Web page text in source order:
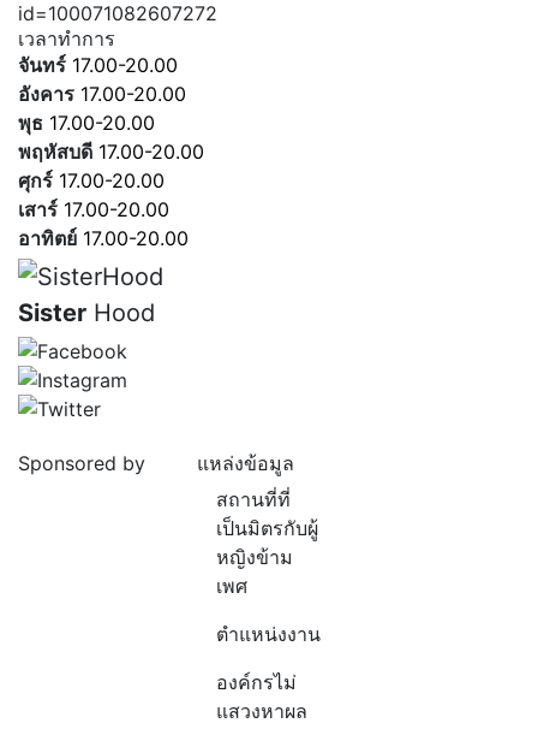
id=100071082607272
เวลาทำการ
จันทร์ 17.00-20.00
อังคาร 17.00-20.00
พุธ 17.00-20.00
พฤหัสบดี 17.00-20.00
ศุกร์ 17.00-20.00
เสาร์ 17.00-20.00
อาทิตย์ 17.00-20.00
Sister Hood
Sponsored by
แหล่งข้อมูล
สถานที่ที่
เป็นมิตรกับผู้
หญิงข้าม
เพศ
ตำแหน่งงาน
องค์กรไม่
แสวงหาผล